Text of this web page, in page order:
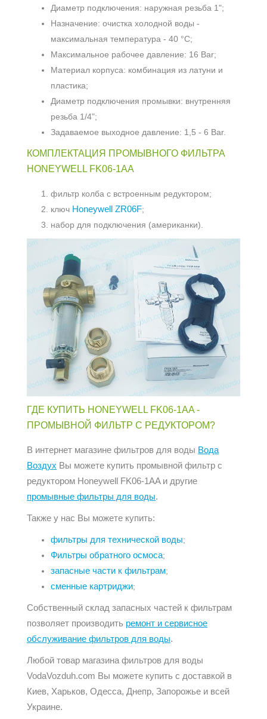
Диаметр подключения: наружная резьба 1";
Назначение: очистка холодной воды -
максимальная температура - 40 °С;
Максимальное рабочее давление: 16 Bar;
Материал корпуса: комбинация из латуни и
пластика;
Диаметр подключения промывки: внутренняя
резьба 1/4";
Задаваемое выходное давление: 1,5 - 6 Bar.
КОМПЛЕКТАЦИЯ ПРОМЫВНОГО ФИЛЬТРА
HONEYWELL FK06-1AA
фильтр колба с встроенным редуктором;
ключ Honeywell ZR06F;
набор для подключения (американки).
ГДЕ КУПИТЬ HONEYWELL FK06-1AA -
ПРОМЫВНОЙ ФИЛЬТР С РЕДУКТОРОМ?
В интернет магазине фильтров для воды Вода
Воздух Вы можете купить промывной фильтр с
редуктором Honeywell FK06-1AA и другие
промывные фильтры для воды.
Также у нас Вы можете купить:
фильтры для технической воды;
Фильтры обратного осмоса;
запасные части к фильтрам;
сменные картриджи;
Собственный склад запасных частей к фильтрам
позволяет производить ремонт и сервисное
обслуживание фильтров для воды.
Любой товар магазина фильтров для воды
VodaVozduh.com Вы можете купить с доставкой в
Киев, Харьков, Одесса, Днепр, Запорожье и всей
Украине.